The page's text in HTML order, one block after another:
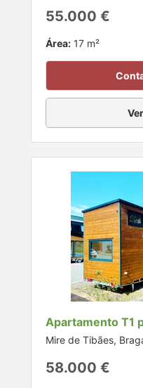
55.000 €
Área: 17 m²
Apartamento T1
Mire de Tibães,
58.000 €